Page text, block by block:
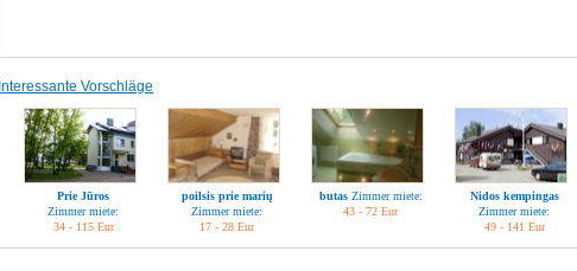
Interessante Vorschläge
Prie Jūros
Zimmer miete:
34 - 115 Eur
poilsis prie marių
Zimmer miete:
17 - 28 Eur
butas Zimmer miete:
43 - 72 Eur
Nidos kempingas
Zimmer miete:
49 - 141 Eur